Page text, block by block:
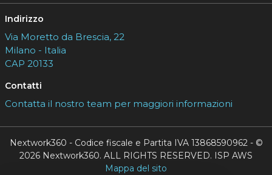
Indirizzo
Via Moretto da Brescia, 22
Milano - Italia
CAP 20133
Contatti
Contatta il nostro team per maggiori informazioni
Nextwork360 - Codice fiscale e Partita IVA 13868590962 - ©
2026 Nextwork360. ALL RIGHTS RESERVED. ISP AWS
Mappa del sito